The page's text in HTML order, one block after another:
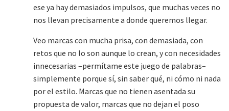
ese ya hay demasiados impulsos, que muchas veces no
nos llevan precisamente a donde queremos llegar.
Veo marcas con mucha prisa, con demasiada, con
retos que no lo son aunque lo crean, y con necesidades
innecesarias –permítame este juego de palabras–
simplemente porque sí, sin saber qué, ni cómo ni nada
por el estilo. Marcas que no tienen asentada su
propuesta de valor, marcas que no dejan el poso